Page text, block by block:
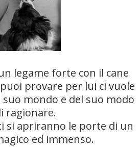
legame forte con il cane
provare per lui ci vuole
suo mondo e del suo modo
ragionare.
si apriranno le porte di un
ed immenso.